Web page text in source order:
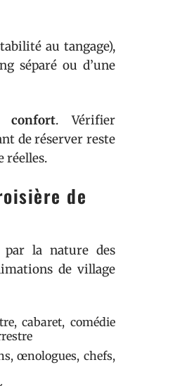
au tangage),
séparé ou d’une
confort. Vérifier
de réserver reste
réelles.
de
par la nature des
de village
cabaret, comédie
œnologues, chefs,